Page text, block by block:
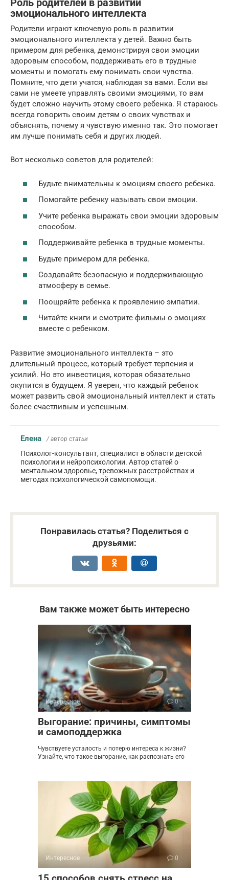
Роль родителей в развитии
эмоционального интеллекта
Родители играют ключевую роль в развитии
эмоционального интеллекта у детей. Важно быть
примером для ребенка, демонстрируя свои эмоции
здоровым способом, поддерживать его в трудные
моменты и помогать ему понимать свои чувства.
Помните, что дети учатся, наблюдая за вами. Если вы
сами не умеете управлять своими эмоциями, то вам
будет сложно научить этому своего ребенка. Я стараюсь
всегда говорить своим детям о своих чувствах и
объяснять, почему я чувствую именно так. Это помогает
им лучше понимать себя и других людей.
Вот несколько советов для родителей:
Будьте внимательны к эмоциям своего ребенка.
Помогайте ребенку называть свои эмоции.
Учите ребенка выражать свои эмоции здоровым
способом.
Поддерживайте ребенка в трудные моменты.
Будьте примером для ребенка.
Создавайте безопасную и поддерживающую
атмосферу в семье.
Поощряйте ребенка к проявлению эмпатии.
Читайте книги и смотрите фильмы о эмоциях
вместе с ребенком.
Развитие эмоционального интеллекта – это
длительный процесс, который требует терпения и
усилий. Но это инвестиция, которая обязательно
окупится в будущем. Я уверен, что каждый ребенок
может развить свой эмоциональный интеллект и стать
более счастливым и успешным.
Елена / автор статьи
Психолог-консультант, специалист в области детской
психологии и нейропсихологии. Автор статей о
ментальном здоровье, тревожных расстройствах и
методах психологической самопомощи.
Понравилась статья? Поделиться с
друзьями:
Вам также может быть интересно
Интересное 0
Выгорание: причины, симптомы
и самоподдержка
Чувствуете усталость и потерю интереса к жизни?
Узнайте, что такое выгорание, как распознать его
Интересное 0